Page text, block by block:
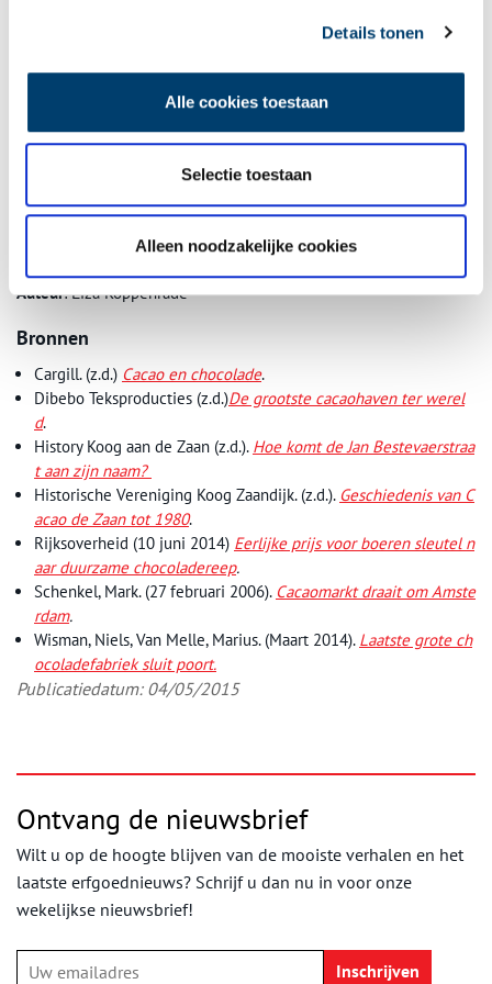
Details tonen
Alle cookies toestaan
Selectie toestaan
Alleen noodzakelijke cookies
Wormer Veerdijk Gerkens Cacao Industrie bv. Cacaofabriek en -handel, en
in 1928. Bron: Gemeentearchief Zaanstad.
Auteur: Liza Koppenrade
Bronnen
Cargill. (z.d.) Cacao en chocolade.
Dibebo Teksproducties (z.d.)De grootste cacaohaven ter werel
d.
History Koog aan de Zaan (z.d.). Hoe komt de Jan Bestevaerstraa
t aan zijn naam?
Historische Vereniging Koog Zaandijk. (z.d.). Geschiedenis van C
acao de Zaan tot 1980.
Rijksoverheid (10 juni 2014) Eerlijke prijs voor boeren sleutel n
aar duurzame chocoladereep.
Schenkel, Mark. (27 februari 2006). Cacaomarkt draait om Amste
rdam.
Wisman, Niels, Van Melle, Marius. (Maart 2014). Laatste grote ch
ocoladefabriek sluit poort.
Publicatiedatum: 04/05/2015
Ontvang de nieuwsbrief
Wilt u op de hoogte blijven van de mooiste verhalen en het
laatste erfgoednieuws? Schrijf u dan nu in voor onze
wekelijkse nieuwsbrief!